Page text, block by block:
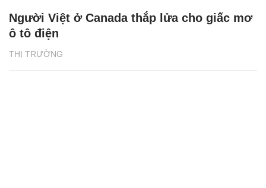
THỊ TRƯỜNG
Người Việt ở Canada thắp lửa cho giấc mơ
ô tô điện